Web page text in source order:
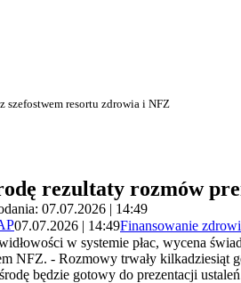
szefostwem resortu zdrowia i NFZ
rezultaty rozmów
07.07.2026 | 14:49
07.07.2026 | 14:49Finansowanie
w systemie płac, wycena
NFZ. - Rozmowy trwały kilkadziesiąt
będzie gotowy do prezentacji